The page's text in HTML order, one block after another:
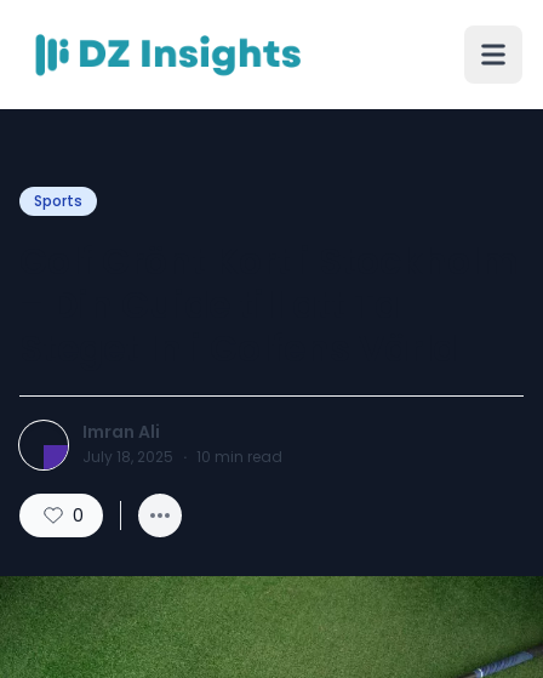
Sports
Imran Ali
July 18, 2025 · 10 min read
0